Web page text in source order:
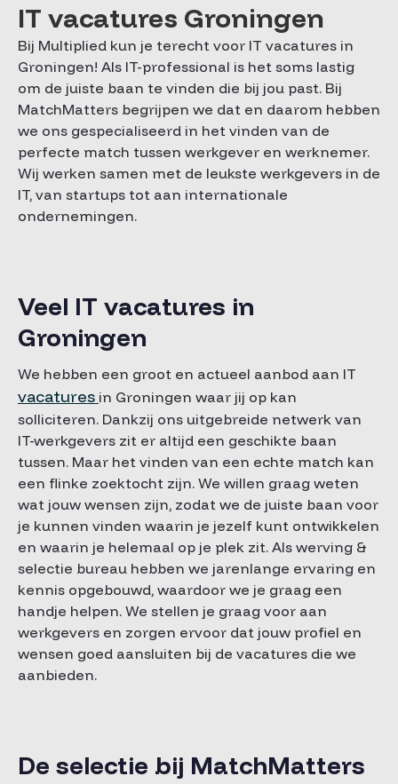
IT vacatures Groningen
Bij Multiplied kun je terecht voor IT vacatures in
Groningen! Als IT-professional is het soms lastig
om de juiste baan te vinden die bij jou past. Bij
MatchMatters begrijpen we dat en daarom hebben
we ons gespecialiseerd in het vinden van de
perfecte match tussen werkgever en werknemer.
Wij werken samen met de leukste werkgevers in de
IT, van startups tot aan internationale
ondernemingen.
Veel IT vacatures in
Groningen
We hebben een groot en actueel aanbod aan IT
vacatures in Groningen waar jij op kan
solliciteren. Dankzij ons uitgebreide netwerk van
IT-werkgevers zit er altijd een geschikte baan
tussen. Maar het vinden van een echte match kan
een flinke zoektocht zijn. We willen graag weten
wat jouw wensen zijn, zodat we de juiste baan voor
je kunnen vinden waarin je jezelf kunt ontwikkelen
en waarin je helemaal op je plek zit. Als werving &
selectie bureau hebben we jarenlange ervaring en
kennis opgebouwd, waardoor we je graag een
handje helpen. We stellen je graag voor aan
werkgevers en zorgen ervoor dat jouw profiel en
wensen goed aansluiten bij de vacatures die we
aanbieden.
De selectie bij MatchMatters